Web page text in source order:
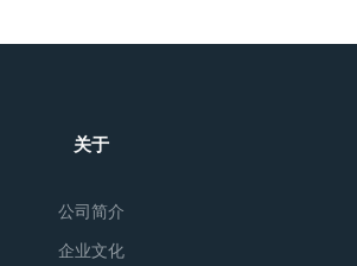
关于
公司简介
企业文化